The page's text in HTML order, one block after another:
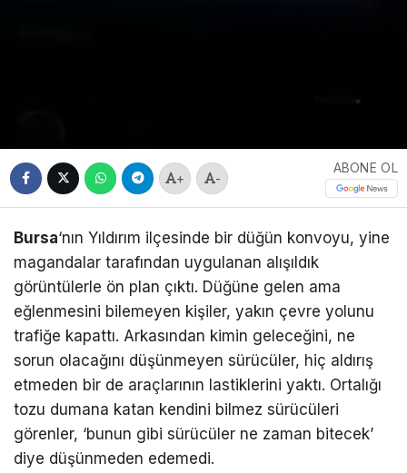
+ -
ABONE OL
Bursa‘nın Yıldırım ilçesinde bir düğün konvoyu, yine
magandalar tarafından uygulanan alışıldık
görüntülerle ön plan çıktı. Düğüne gelen ama
eğlenmesini bilemeyen kişiler, yakın çevre yolunu
trafiğe kapattı. Arkasından kimin geleceğini, ne
sorun olacağını düşünmeyen sürücüler, hiç aldırış
etmeden bir de araçlarının lastiklerini yaktı. Ortalığı
tozu dumana katan kendini bilmez sürücüleri
görenler, ‘bunun gibi sürücüler ne zaman bitecek’
diye düşünmeden edemedi.